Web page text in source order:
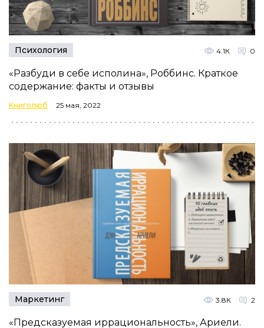
Психология 4.1К 0
«Разбуди в себе исполина», Роббинс. Краткое
содержание: факты и отзывы
Книголюб 25 мая, 2022
Маркетинг 3.8К 2
«Предсказуемая иррациональность», Ариели.